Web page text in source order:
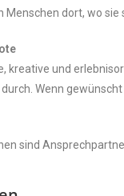
Menschen dort, wo
kreative und
Wenn
sind